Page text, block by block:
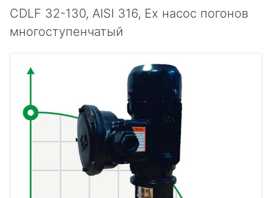
CDLF 32-130, AISI 316, Ex насос погонов
многоступенчатый